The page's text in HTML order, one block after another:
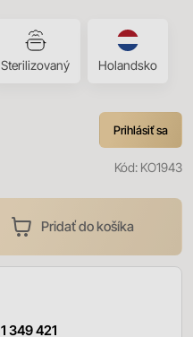
Sterilizovaný Holandsko
Prihlásiť sa
Kód: KO1943
Pridať do košíka
349 421